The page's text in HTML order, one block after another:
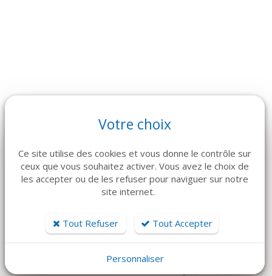
ARTICLES CONNEXES
produits plébiscités par nos clients
Votre choix
Ce site utilise des cookies et vous donne le contrôle sur
ceux que vous souhaitez activer. Vous avez le choix de
les accepter ou de les refuser pour naviguer sur notre
site internet.
Tout Refuser Tout Accepter
Personnaliser